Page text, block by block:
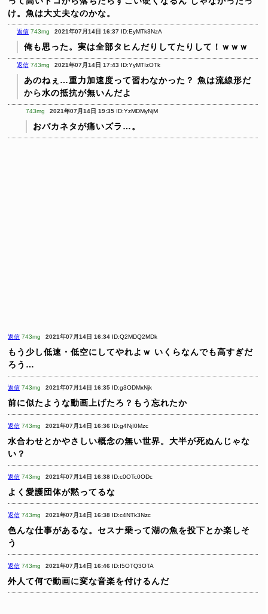
け。魚は大丈夫なのかな。
返信 743mg 2021年07月14日 16:37 ID:EyMTk3NzA
俺も思った。実は全部タヒんだりしてたりして！ｗｗｗ
返信 743mg 2021年07月14日 17:43 ID:YyMTIzOTk
あのねぇ…重力加速度って習わなかった？ 魚は流線形だ
から水の抵抗が無いんだよ
743mg 2021年07月14日 19:35 ID:YzMDMyNjM
おバカネタが痛いズラ…。
返信 743mg 2021年07月14日 16:34 ID:Q2MDQ2MDk
もう少し低速・低空にしてやれよｗ いくらなんでも高すぎだ
ろう…
返信 743mg 2021年07月14日 16:35 ID:g3ODMxNjk
前に似たような動画上げたろ？もう忘れたか
返信 743mg 2021年07月14日 16:36 ID:g4NjI0Mzc
水合わせとかやさしい概念の無い世界。大半が死ぬんじゃな
い？
返信 743mg 2021年07月14日 16:38 ID:c0OTc0ODc
よく愛護団体が黙ってるな
返信 743mg 2021年07月14日 16:38 ID:c4NTk3Nzc
色んな仕事があるな。セスナ乗って湖の魚を投下とか楽しそ
う
返信 743mg 2021年07月14日 16:46 ID:I5OTQ3OTA
外人て何で動画に変な音楽を付けるんだ